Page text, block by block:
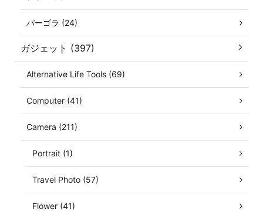
パーゴラ (24)
ガジェット (397)
Alternative Life Tools (69)
Computer (41)
Camera (211)
Portrait (1)
Travel Photo (57)
Flower (41)